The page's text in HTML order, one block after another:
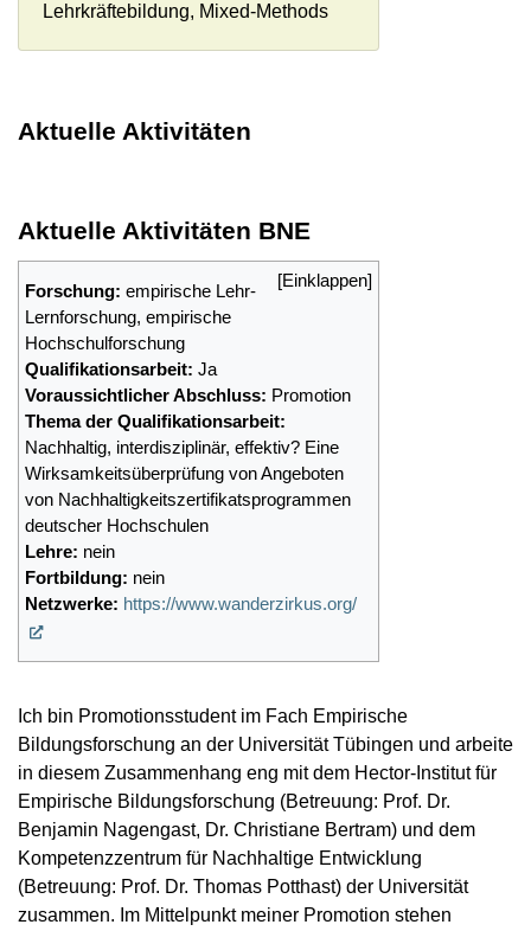
Lehrkräftebildung, Mixed-Methods
Aktuelle Aktivitäten
Aktuelle Aktivitäten BNE
Forschung: empirische Lehr-
Lernforschung, empirische
Hochschulforschung
Qualifikationsarbeit: Ja
Voraussichtlicher Abschluss: Promotion
Thema der Qualifikationsarbeit:
Nachhaltig, interdisziplinär, effektiv? Eine
Wirksamkeitsüberprüfung von Angeboten
von Nachhaltigkeitszertifikatsprogrammen
deutscher Hochschulen
Lehre: nein
Fortbildung: nein
Netzwerke: https://www.wanderzirkus.org/
Ich bin Promotionsstudent im Fach Empirische
Bildungsforschung an der Universität Tübingen und arbeite
in diesem Zusammenhang eng mit dem Hector-Institut für
Empirische Bildungsforschung (Betreuung: Prof. Dr.
Benjamin Nagengast, Dr. Christiane Bertram) und dem
Kompetenzzentrum für Nachhaltige Entwicklung
(Betreuung: Prof. Dr. Thomas Potthast) der Universität
zusammen. Im Mittelpunkt meiner Promotion stehen